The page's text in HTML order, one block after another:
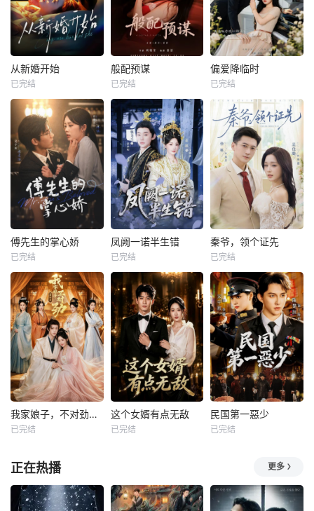
从新婚开始
已完结
般配预谋
已完结
偏爱降临时
已完结
傅先生的掌心娇
已完结
凤阙一诺半生错
已完结
秦爷，领个证先
已完结
我家娘子，不对劲第四季
已完结
这个女婿有点无敌
已完结
民国第一惡少
已完结
正在热播 更多